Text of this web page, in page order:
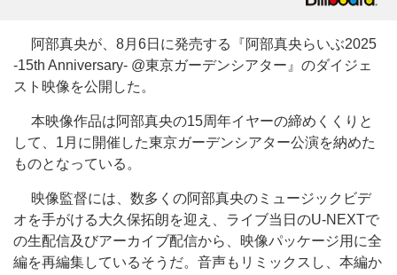
阿部真央が、8月6日に発売する『阿部真央らいぶ2025
-15th Anniversary- @東京ガーデンシアター』のダイジェ
スト映像を公開した。
本映像作品は阿部真央の15周年イヤーの締めくくりと
して、1月に開催した東京ガーデンシアター公演を納めた
ものとなっている。
映像監督には、数多くの阿部真央のミュージックビデ
オを手がける大久保拓朗を迎え、ライブ当日のU-NEXTで
の生配信及びアーカイブ配信から、映像パッケージ用に全
編を再編集しているそうだ。音声もリミックスし、本編か